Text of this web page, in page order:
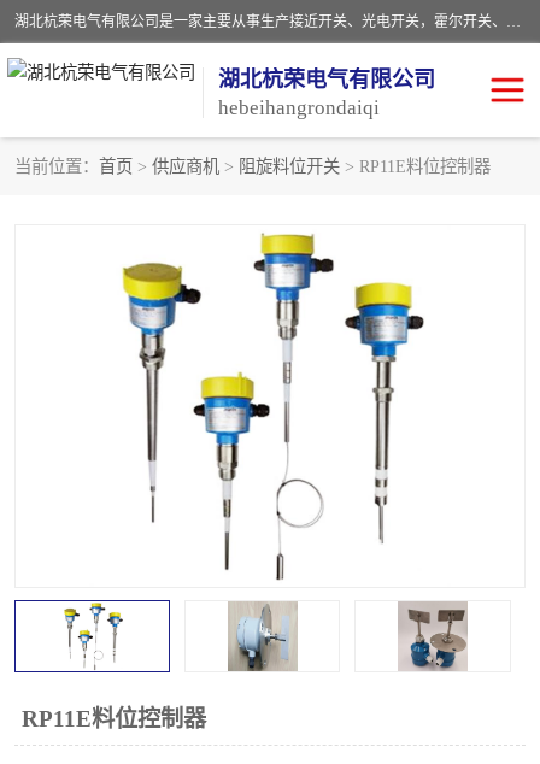
湖北杭荣电气有限公司是一家主要从事生产接近开关、光电开关，霍尔开关、两级跑偏开关、双向拉绳开关、速度监测器、皮带打滑开关、阻旋式料位开关、皮带纵向撕裂开关、溜槽堵塞开关、声光报警器、矿用磁性井筒开关等，主营行业：电气设备、仪器仪表制造, 高低压电器，成套电气设备，矿用防爆机电设备，皮带机综合保护系统，防爆电器，传感器，工矿配件，电器配件，自动化工业机器人的研发，制造，加工销售。
湖北杭荣电气有限公司
hebeihangrondaiqi
当前位置： 首页 > 供应商机 > 阻旋料位开关 > RP11E料位控制器
RP11E料位控制器
浮球开关
声光报警器
滑线指示灯
光电开关
拉绳开关
撕裂开关
限位开关 速度检测器